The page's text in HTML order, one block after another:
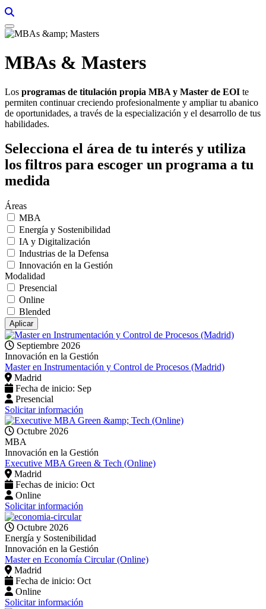
MBAs & Masters
Los programas de titulación propia MBA y Master de EOI te
permiten continuar creciendo profesionalmente y ampliar tu abanico
de oportunidades, a través de la especialización y el desarrollo de tus
habilidades.
Selecciona el área de tu interés y utiliza
los filtros para escoger un programa a tu
medida
Áreas
MBA
Energía y Sostenibilidad
IA y Digitalización
Industrias de la Defensa
Innovación en la Gestión
Modalidad
Presencial
Online
Blended
Septiembre 2026
Innovación en la Gestión
Master en Instrumentación y Control de Procesos (Madrid)
Madrid
Fecha de inicio: Sep
Presencial
Solicitar información
Octubre 2026
MBA
Innovación en la Gestión
Executive MBA Green & Tech (Online)
Madrid
Fechas de inicio: Oct
Online
Solicitar información
Octubre 2026
Energía y Sostenibilidad
Innovación en la Gestión
Master en Economía Circular (Online)
Madrid
Fecha de inicio: Oct
Online
Solicitar información